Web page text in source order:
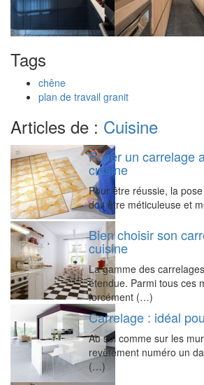
Tags
chêne
plan de travail granit
Articles de : Cuisine
Poser un carrelage
cuisine
Pour être réussie, la
doit être méticuleuse et
Bien choisir son
cuisine
La gamme des
étendue. Parmi tous ces
forcément (…)
Carrelage : idéal
Au sol comme sur les
revêtement numéro un
(…)